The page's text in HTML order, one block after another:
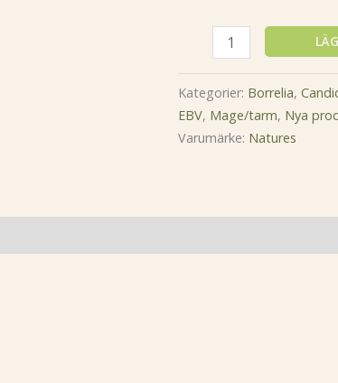
Kategorier: Borrelia,
EBV, Mage/tarm, Nya
Varumärke: Natures